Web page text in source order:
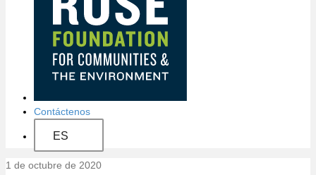
d
Contáctenos
ES
1 de octubre de 2020